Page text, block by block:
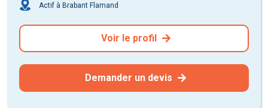
Actif à Brabant Flamand
Voir le profil
Demander un devis